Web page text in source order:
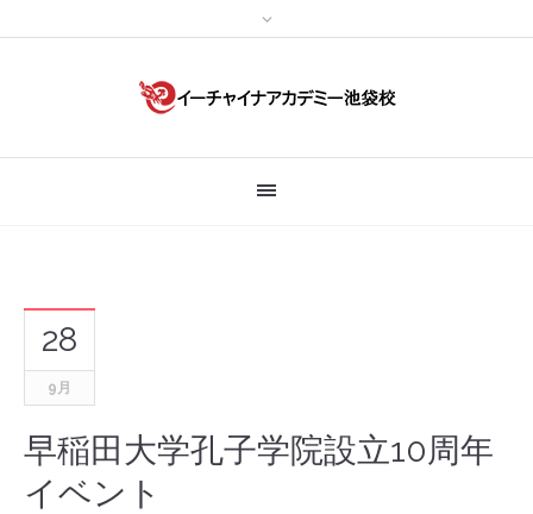
28
9月
早稲田大学孔子学院設立10周年
イベント